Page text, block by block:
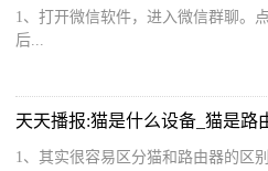
1、打开微信软件，进入微信群聊。
后...
天天播报:猫是什么设备_猫是路
1、其实很容易区分猫和路由器的区